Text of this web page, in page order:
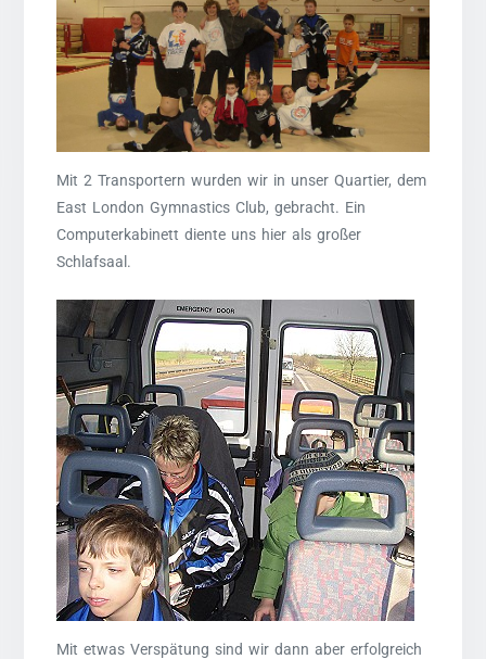
Mit 2 Transportern wurden wir in unser Quartier, dem
East London Gymnastics Club, gebracht. Ein
Computerkabinett diente uns hier als großer
Schlafsaal.
Mit etwas Verspätung sind wir dann aber erfolgreich